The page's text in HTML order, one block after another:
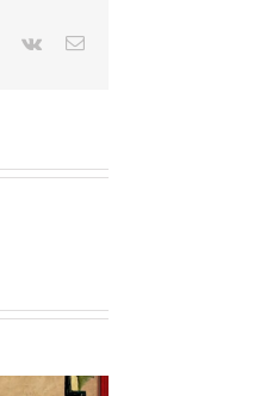
Pinterest
Vk
Correo